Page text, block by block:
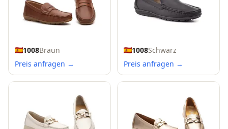
1008Braun
Preis anfragen →
1008Schwarz
Preis anfragen →